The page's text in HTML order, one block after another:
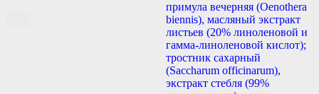
примула вечерняя (Oenothera
biennis), масляный экстракт
листьев (20% линоленовой и
гамма-линоленовой кислот);
тростник сахарный
(Saccharum officinarum),
экстракт стебля (99%